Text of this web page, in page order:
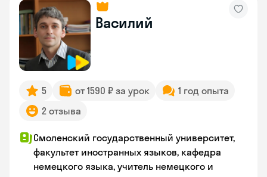
Василий
5 от 1590 ₽ за урок
1 год опыта
2 отзыва
Смоленский государственный университет,
факультет иностранных языков, кафедра
немецкого языка, учитель немецкого и